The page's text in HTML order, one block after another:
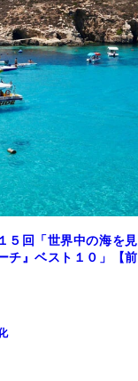
５回「世界中の海を見
チ』ベスト１０」【前